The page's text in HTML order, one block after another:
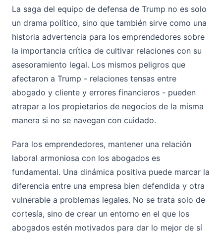
La saga del equipo de defensa de Trump no es solo
un drama político, sino que también sirve como una
historia advertencia para los emprendedores sobre
la importancia crítica de cultivar relaciones con su
asesoramiento legal. Los mismos peligros que
afectaron a Trump - relaciones tensas entre
abogado y cliente y errores financieros - pueden
atrapar a los propietarios de negocios de la misma
manera si no se navegan con cuidado.
Para los emprendedores, mantener una relación
laboral armoniosa con los abogados es
fundamental. Una dinámica positiva puede marcar la
diferencia entre una empresa bien defendida y otra
vulnerable a problemas legales. No se trata solo de
cortesía, sino de crear un entorno en el que los
abogados estén motivados para dar lo mejor de sí